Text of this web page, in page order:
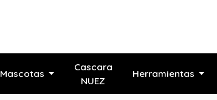
Mascotas
Cascara
NUEZ
Herramientas